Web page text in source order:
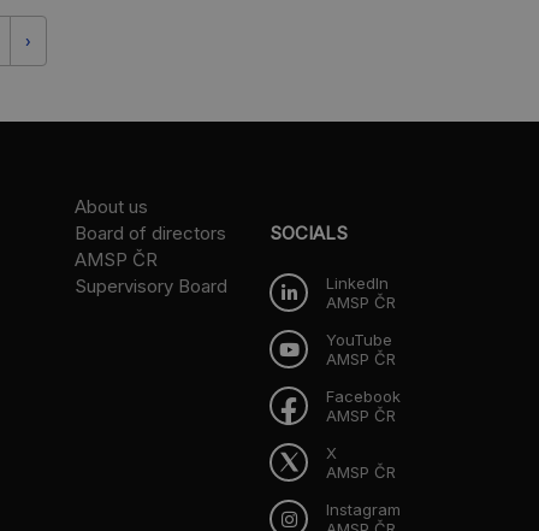
›
About us
Board of directors
AMSP ČR
Supervisory Board
SOCIALS
LinkedIn
AMSP ČR
YouTube
AMSP ČR
Facebook
AMSP ČR
X
AMSP ČR
Instagram